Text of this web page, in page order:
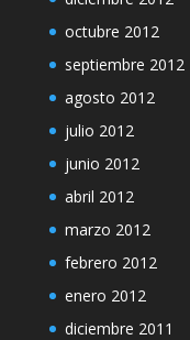
octubre 2012
septiembre 2012
agosto 2012
julio 2012
junio 2012
abril 2012
marzo 2012
febrero 2012
enero 2012
diciembre 2011